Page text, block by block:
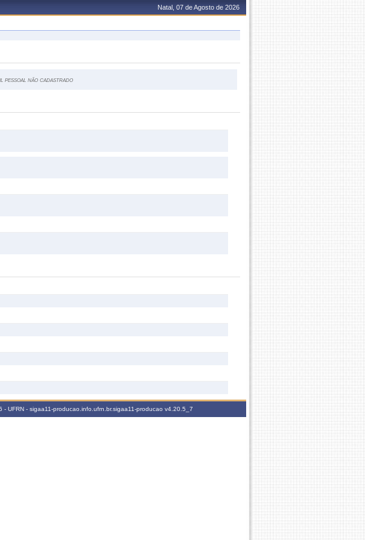
Natal, 07 de Agosto de 2026
pessoal não cadastrado
UFRN - sigaa11-producao.info.ufrn.br.sigaa11-producao v4.20.5_7